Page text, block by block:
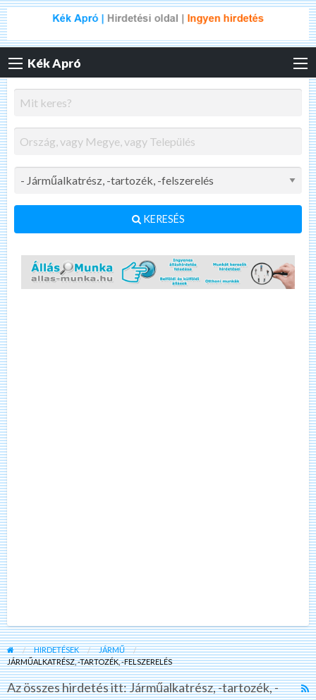
Kék Apró
KERESÉS
HIRDETÉSEK
JÁRMŰ
JÁRMŰALKATRÉSZ, -TARTOZÉK, -FELSZERELÉS
Az összes hirdetés itt: Járműalkatrész, -tartozék, -